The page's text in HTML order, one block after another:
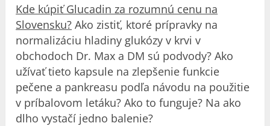
Kde kúpiť Glucadin za rozumnú cenu na
Slovensku? Ako zistiť, ktoré prípravky na
normalizáciu hladiny glukózy v krvi v
obchodoch Dr. Max a DM sú podvody? Ako
užívať tieto kapsule na zlepšenie funkcie
pečene a pankreasu podľa návodu na použitie
v príbalovom letáku? Ako to funguje? Na ako
dlho vystačí jedno balenie?